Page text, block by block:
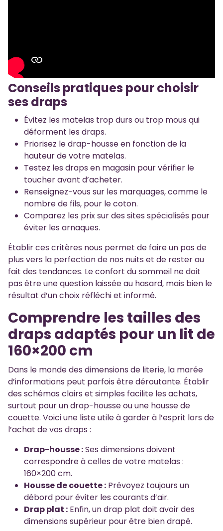
Conseils pratiques pour choisir
ses draps
Évitez les matelas trop durs ou trop mous qui
déforment les draps.
Priorisez le drap-housse en fonction de la
hauteur de votre matelas.
Testez les draps en magasin pour vérifier le
toucher avant d’acheter.
Renseignez-vous sur les marquages, comme le
nombre de fils, pour le coton.
Comparez les prix sur des sites spécialisés pour
éviter les arnaques.
Établir ces critères nous permet de faire un pas de
plus vers la perfection de nos nuits et de rester au
fait des tendances. Le confort du sommeil ne doit
pas être une question laissée au hasard, mais bien le
résultat d’un choix réfléchi et informé.
Comprendre les tailles des
draps adaptés pour un lit de
160×200 cm
Dans le monde des dimensions de literie, la marée
d’informations peut parfois être déroutante. Établir
des schémas clairs et simples facilite les achats,
surtout pour un drap-housse ou une housse de
couette. Voici une liste utile à garder à l’esprit lors de
l’achat de vos draps :
Drap-housse :Ses dimensions doivent
correspondre à celles de votre matelas :
160×200 cm.
Housse de couette : Prévoyez toujours un
débord pour éviter les courants d’air.
Drap plat : Enfin, un drap plat doit avoir des
dimensions supérieur pour être bien drapé.